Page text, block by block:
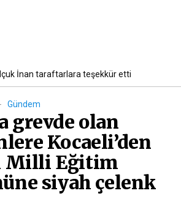
İnan taraftarlara teşekkür etti
- Gündem
grevde olan
Kocaeli’den
Milli Eğitim
siyah çelenk